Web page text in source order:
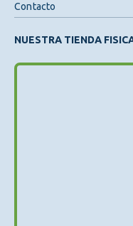
Contacto
NUESTRA TIENDA